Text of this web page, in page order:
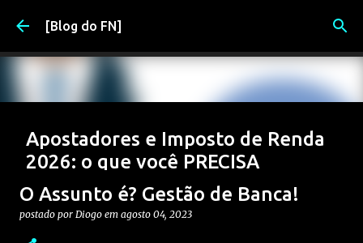
Pular para o conteúdo principal
[Blog do FN]
Apostadores e Imposto de Renda
2026: o que você PRECISA
declarar (e evitar problemas)
postado por
O Assunto é? Gestão de Banca!
postado por Diogo em agosto 04, 2023